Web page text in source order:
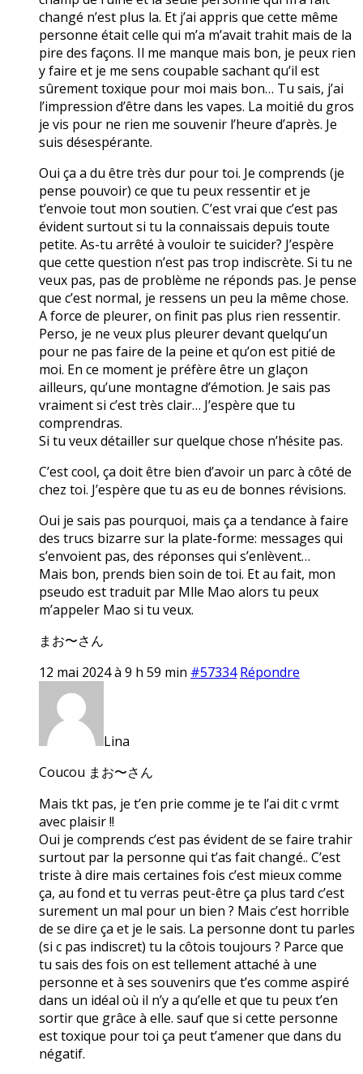
changé n’est plus la. Et j’ai appris que cette même
personne était celle qui m’a m’avait trahit mais de la
pire des façons. Il me manque mais bon, je peux rien
y faire et je me sens coupable sachant qu’il est
sûrement toxique pour moi mais bon… Tu sais, j’ai
l’impression d’être dans les vapes. La moitié du gros
je vis pour ne rien me souvenir l’heure d’après. Je
suis désespérante.
Oui ça a du être très dur pour toi. Je comprends (je
pense pouvoir) ce que tu peux ressentir et je
t’envoie tout mon soutien. C’est vrai que c’est pas
évident surtout si tu la connaissais depuis toute
petite. As-tu arrêté à vouloir te suicider? J’espère
que cette question n’est pas trop indiscrète. Si tu ne
veux pas, pas de problème ne réponds pas. Je pense
que c’est normal, je ressens un peu la même chose.
A force de pleurer, on finit pas plus rien ressentir.
Perso, je ne veux plus pleurer devant quelqu’un
pour ne pas faire de la peine et qu’on est pitié de
moi. En ce moment je préfère être un glaçon
ailleurs, qu’une montagne d’émotion. Je sais pas
vraiment si c’est très clair… J’espère que tu
comprendras.
Si tu veux détailler sur quelque chose n’hésite pas.
C’est cool, ça doit être bien d’avoir un parc à côté de
chez toi. J’espère que tu as eu de bonnes révisions.
Oui je sais pas pourquoi, mais ça a tendance à faire
des trucs bizarre sur la plate-forme: messages qui
s’envoient pas, des réponses qui s’enlèvent…
Mais bon, prends bien soin de toi. Et au fait, mon
pseudo est traduit par Mlle Mao alors tu peux
m’appeler Mao si tu veux.
まお〜さん
12 mai 2024 à 9 h 59 min #57334 Répondre
Lina
Coucou まお〜さん
Mais tkt pas, je t’en prie comme je te l’ai dit c vrmt
avec plaisir !!
Oui je comprends c’est pas évident de se faire trahir
surtout par la personne qui t’as fait changé.. C’est
triste à dire mais certaines fois c’est mieux comme
ça, au fond et tu verras peut-être ça plus tard c’est
surement un mal pour un bien ? Mais c’est horrible
de se dire ça et je le sais. La personne dont tu parles
(si c pas indiscret) tu la côtois toujours ? Parce que
tu sais des fois on est tellement attaché à une
personne et à ses souvenirs que t’es comme aspiré
dans un idéal où il n’y a qu’elle et que tu peux t’en
sortir que grâce à elle. sauf que si cette personne
est toxique pour toi ça peut t’amener que dans du
négatif.